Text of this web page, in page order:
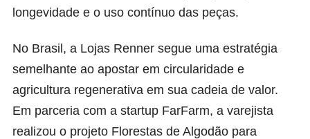
longevidade e o uso contínuo das peças.
No Brasil, a Lojas Renner segue uma estratégia
semelhante ao apostar em circularidade e
agricultura regenerativa em sua cadeia de valor.
Em parceria com a startup FarFarm, a varejista
realizou o projeto Florestas de Algodão para